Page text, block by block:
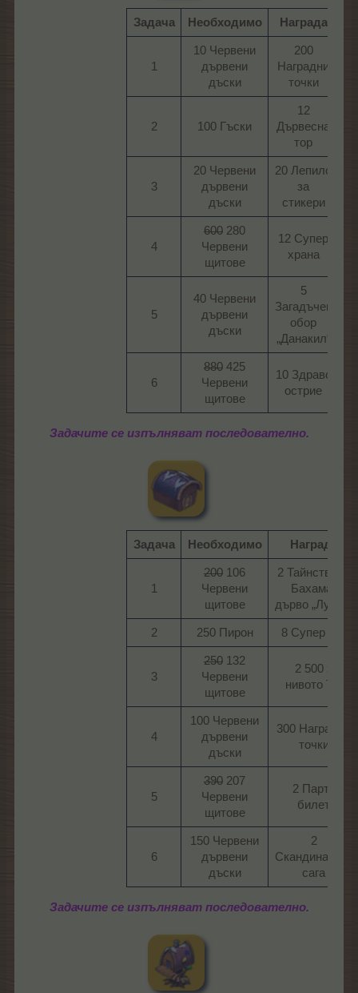
Задача Необходимо Награда
1​
10 Червени
дървени
дъски​
200
Наградни
точки​
2​ 100 Гъски​
12
Дървесна
тор​
3​
20 Червени
дървени
дъски​
20 Лепило
за
стикери​
4​
600 280
Червени
щитове​
12 Супер
храна​
5​
40 Червени
дървени
дъски​
5
Загадъчен
обор
„Данакил“​
6​
880 425
Червени
щитове​
10 Здраво
острие​
Задачите се изпълняват последователно.
Задача Необходимо Награда
1​
200 106
Червени
щитове​
2 Тайнствено
Бахама-
дърво „Лусон“​
2​ 250 Пирон​ 8 Супер тор​
3​
250 132
Червени
щитове​
2 500 х
нивото ТО​
4​
100 Червени
дървени
дъски​
300 Наградни
точки​
5​
390 207
Червени
щитове​
2 Парти
билет​
6​
150 Червени
дървени
дъски​
2
Скандинавска
сага​
Задачите се изпълняват последователно.